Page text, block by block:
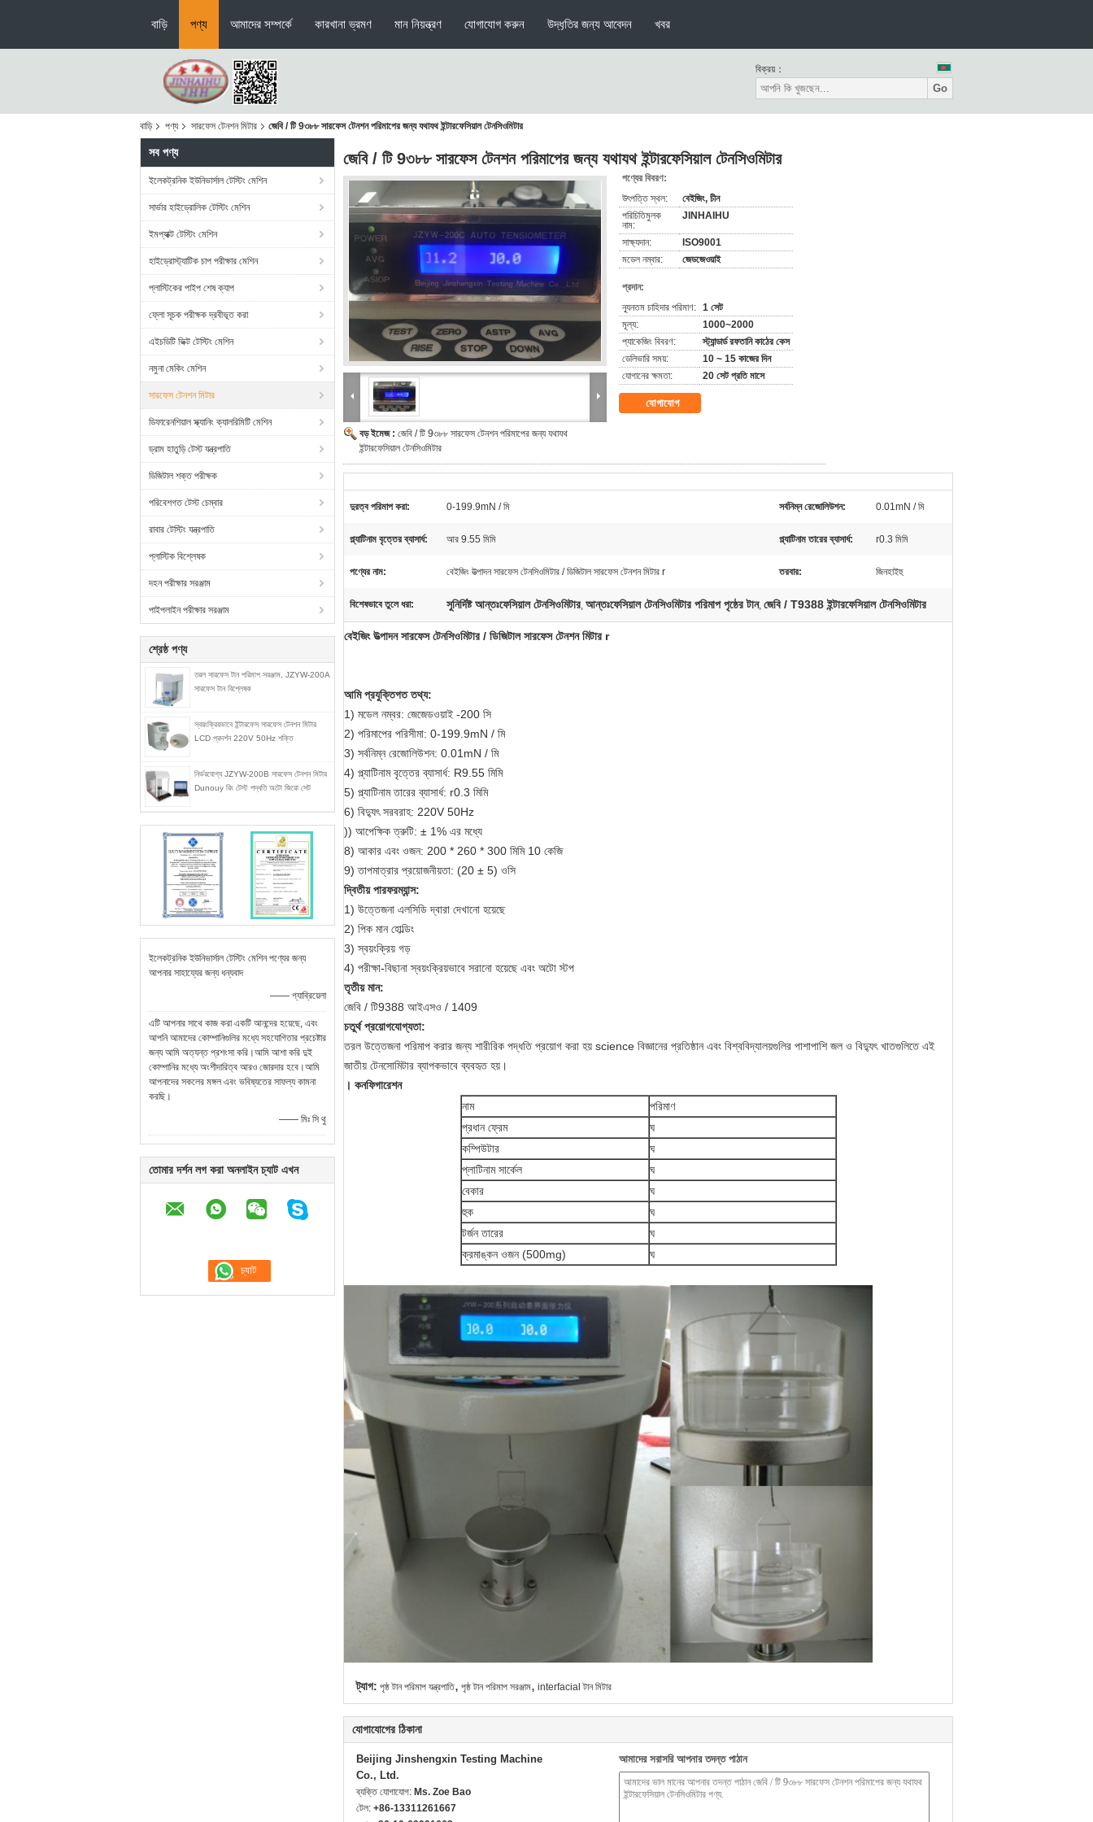
বাড়ি পণ্য আমাদের সম্পর্কে কারখানা ভ্রমণ মান নিয়ন্ত্রণ যোগাযোগ করুন উদ্ধৃতির জন্য আবেদন খবর
বিক্রয়：
Go
বাড়ি পণ্য সারফেস টেনশন মিটার জেবি / টি 9৩৮৮ সারফেস টেনশন পরিমাপের জন্য যথাযথ ইন্টারফেসিয়াল টেনসিওমিটার
সব পণ্য
ইলেকট্রনিক ইউনিভার্সাল টেস্টিং মেশিন
সার্ভার হাইড্রোলিক টেস্টিং মেশিন
ইমপ্যাক্ট টেস্টিং মেশিন
হাইড্রোস্ট্যাটিক চাপ পরীক্ষার মেশিন
প্লাস্টিকের পাইপ শেষ ক্যাপ
ফ্লো সূচক পরীক্ষক দ্রবীভূত করা
এইচডিটি ভিক্ট টেস্টিং মেশিন
নমুনা মেকিং মেশিন
সারফেস টেনশন মিটার
ডিফারেনশিয়াল স্ক্যানিং ক্যালরিমিটি মেশিন
ড্রাম হাতুড়ি টেস্ট যন্ত্রপাতি
ডিজিটাল শক্ত পরীক্ষক
পরিবেশগত টেস্ট চেম্বার
রাবার টেস্টিং যন্ত্রপাতি
প্লাস্টিক বিশ্লেষক
দহন পরীক্ষার সরঞ্জাম
পাইপলাইন পরীক্ষার সরঞ্জাম
শ্রেষ্ঠ পণ্য
তরল সারফেস টান পরিমাপ সরঞ্জাম, JZYW-200A
সারফেস টান বিশ্লেষক
স্বয়ংক্রিয়ভাবে ইন্টারফেস সারফেস টেনশন মিটার
LCD প্রদর্শন 220V 50Hz শক্তি
নির্ভরযোগ্য JZYW-200B সারফেস টেনশন মিটার
Dunouy রিং টেস্ট পদ্ধতি অটো জিরো সেট
ইলেকট্রনিক ইউনিভার্সাল টেস্টিং মেশিন পণ্যের জন্য
আপনার সাহায্যের জন্য ধন্যবাদ
—— গ্যাব্রিয়েলা
এটি আপনার সাথে কাজ করা একটি আনন্দের হয়েছে, এবং
আপনি আমাদের কোম্পানিগুলির মধ্যে সহযোগিতার প্রচেষ্টার
জন্য আমি অত্যন্ত প্রশংসা করি।আমি আশা করি দুই
কোম্পানির মধ্যে অংশীদারিত্ব আরও জোরদার হবে।আমি
আপনাদের সকলের মঙ্গল এবং ভবিষ্যতের সাফল্য কামনা
করছি।
—— মিঃ সি থু
তোমার দর্শন লগ করা অনলাইন চ্যাট এখন
জেবি / টি 9৩৮৮ সারফেস টেনশন পরিমাপের জন্য যথাযথ ইন্টারফেসিয়াল টেনসিওমিটার
বড় ইমেজ : জেবি / টি 9৩৮৮ সারফেস টেনশন পরিমাপের জন্য যথাযথ
ইন্টারফেসিয়াল টেনসিওমিটার
পণ্যের বিবরণ:
উৎপত্তি স্থল:
বেইজিং, চীন
পরিচিতিমুলক
নাম:
JINHAIHU
সাক্ষ্যদান:
ISO9001
মডেল নম্বার:
জেডজেওয়াই
প্রদান:
ন্যূনতম চাহিদার পরিমাণ: 1 সেট
মূল্য:
1000~2000
প্যাকেজিং বিবরণ:
স্ট্যান্ডার্ড রফতানি কাঠের কেস
ডেলিভারি সময়:
10 ~ 15 কাজের দিন
যোগানের ক্ষমতা:
20 সেট প্রতি মাসে
যোগাযোগ
দুরত্ব পরিমাপ করা: 0-199.9mN / মি সর্বনিম্ন রেজোলিউশন: 0.01mN / মি
প্ল্যাটিনাম বৃত্তের ব্যাসার্ধ: আর 9.55 মিমি প্ল্যাটিনাম তারের ব্যাসার্ধ: r0.3 মিমি
পণ্যের নাম: বেইজিং উত্পাদন সারফেস টেনসিওমিটার / ডিজিটাল সারফেস টেনশন মিটার r তরবার: জিনহাইহু
বিশেষভাবে তুলে ধরা: সুনির্দিষ্ট আন্তঃফেসিয়াল টেনসিওমিটার, আন্তঃফেসিয়াল টেনসিওমিটার পরিমাপ পৃষ্ঠের টান, জেবি / T9388 ইন্টারফেসিয়াল টেনসিওমিটার
বেইজিং উত্পাদন সারফেস টেনসিওমিটার / ডিজিটাল সারফেস টেনশন মিটার r
আমি প্রযুক্তিগত তথ্য:
1) মডেল নম্বর: জেজেডওয়াই -200 সি
2) পরিমাপের পরিসীমা: 0-199.9mN / মি
3) সর্বনিম্ন রেজোলিউশন: 0.01mN / মি
4) প্ল্যাটিনাম বৃত্তের ব্যাসার্ধ: R9.55 মিমি
5) প্ল্যাটিনাম তারের ব্যাসার্ধ: r0.3 মিমি
6) বিদ্যুৎ সরবরাহ: 220V 50Hz
)) আপেক্ষিক ত্রুটি: ± 1% এর মধ্যে
8) আকার এবং ওজন: 200 * 260 * 300 মিমি 10 কেজি
9) তাপমাত্রার প্রয়োজনীয়তা: (20 ± 5) ওসি
দ্বিতীয় পারফরম্যান্স:
1) উত্তেজনা এলসিডি দ্বারা দেখানো হয়েছে
2) পিক মান হোল্ডিং
3) স্বয়ংক্রিয় গড়
4) পরীক্ষা-বিছানা স্বয়ংক্রিয়ভাবে সরানো হয়েছে এবং অটো স্টপ
তৃতীয় মান:
জেবি / টি9388 আইএসও / 1409
চতুর্থ প্রয়োগযোগ্যতা:
তরল উত্তেজনা পরিমাপ করার জন্য শারীরিক পদ্ধতি প্রয়োগ করা হয় science বিজ্ঞানের প্রতিষ্ঠান এবং বিশ্ববিদ্যালয়গুলির পাশাপাশি জল ও বিদ্যুৎ খাতগুলিতে এই
জাতীয় টেনসোমিটার ব্যাপকভাবে ব্যবহৃত হয়।
। কনফিগারেশন
নাম
পরিমাণ
প্রধান ফ্রেম
ঘ
কম্পিউটার
ঘ
প্লাটিনাম সার্কেল
ঘ
বেকার
ঘ
হুক
ঘ
টর্জন তারের
ঘ
ক্রমাঙ্কন ওজন (500mg)
ঘ
ট্যাগ: পৃষ্ঠ টান পরিমাপ যন্ত্রপাতি, পৃষ্ঠ টান পরিমাপ সরঞ্জাম, interfacial টান মিটার
যোগাযোগের ঠিকানা
Beijing Jinshengxin Testing Machine
Co., Ltd.
ব্যক্তি যোগাযোগ: Ms. Zoe Bao
টেল: +86-13311261667
আমাদের সরাসরি আপনার তদন্ত পাঠান